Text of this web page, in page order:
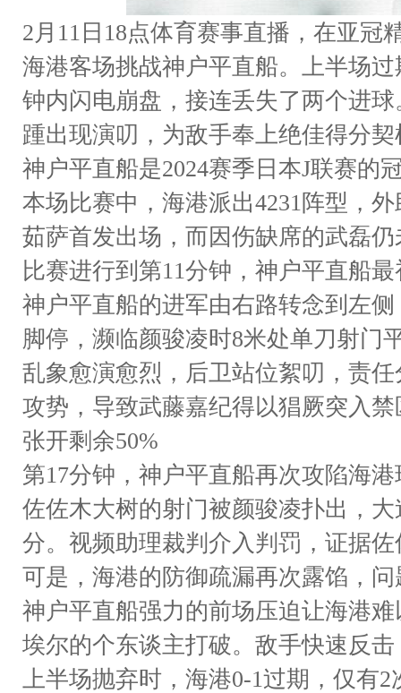
2月11日18点体育赛事直播，在亚冠
海港客场挑战神户平直船。上半场
钟内闪电崩盘，接连丢失了两个进
踵出现演叨，为敌手奉上绝佳得分契
神户平直船是2024赛季日本J联赛的
本场比赛中，海港派出4231阵型，
茹萨首发出场，而因伤缺席的武磊
比赛进行到第11分钟，神户平直船
神户平直船的进军由右路转念到左
脚停，濒临颜骏凌时8米处单刀射门
乱象愈演愈烈，后卫站位絮叨，责
攻势，导致武藤嘉纪得以猖厥突入
张开剩余50%
第17分钟，神户平直船再次攻陷海
佐佐木大树的射门被颜骏凌扑出，
分。视频助理裁判介入判罚，证据
可是，海港的防御疏漏再次露馅，
神户平直船强力的前场压迫让海港
埃尔的个东谈主打破。敌手快速反
上半场抛弃时，海港0-1过期，仅有